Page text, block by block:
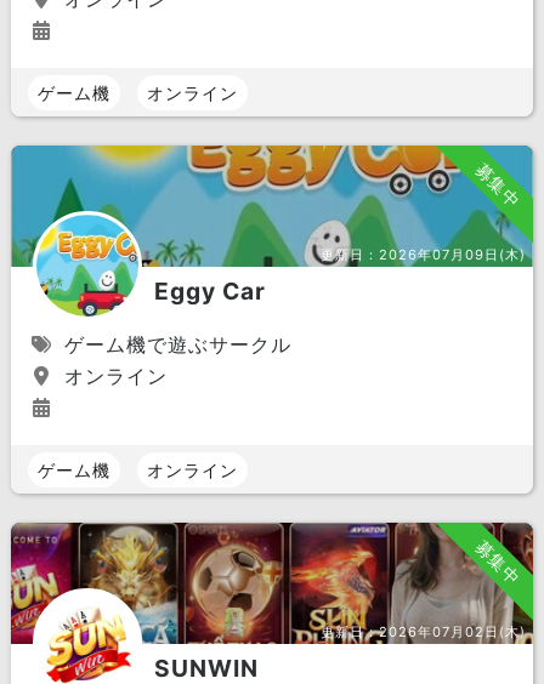
ゲーム機 オンライン
募集中
更新日：2026年07月09日(木)
Eggy Car
ゲーム機で遊ぶサークル
オンライン
ゲーム機 オンライン
募集中
更新日：2026年07月02日(木)
SUNWIN